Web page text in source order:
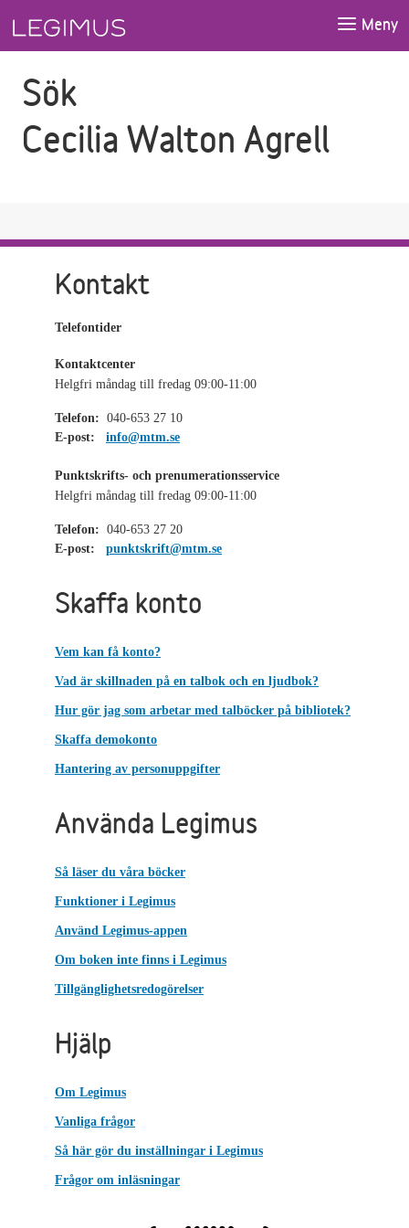
Meny
Sök
Cecilia Walton Agrell
Kontakt
Telefontider
Kontaktcenter
Helgfri måndag till fredag 09:00-11:00
Telefon: 040-653 27 10
E-post:
info@mtm.se
Punktskrifts- och prenumerationsservice
Helgfri måndag till fredag 09:00-11:00
Telefon: 040-653 27 20
E-post:
punktskrift@mtm.se
Skaffa konto
Vem kan få konto?
Vad är skillnaden på en talbok och en ljudbok?
Hur gör jag som arbetar med talböcker på bibliotek?
Skaffa demokonto
Hantering av personuppgifter
Använda Legimus
Så läser du våra böcker
Funktioner i Legimus
Använd Legimus-appen
Om boken inte finns i Legimus
Tillgänglighetsredogörelser
Hjälp
Om Legimus
Vanliga frågor
Så här gör du inställningar i Legimus
Frågor om inläsningar